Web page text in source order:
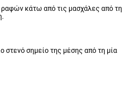
κάτω από τις μασχάλες από τη
στενό σημείο της μέσης από τη μία